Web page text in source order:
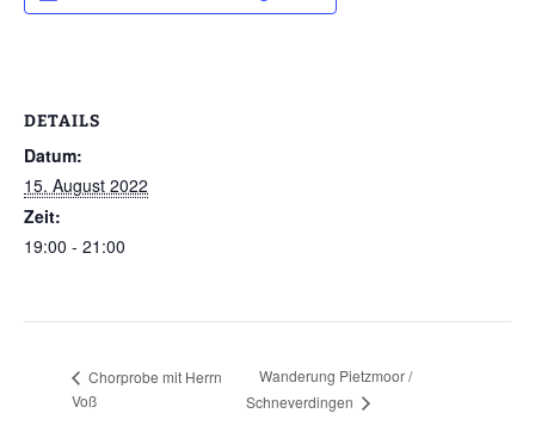
DETAILS
Datum:
15. August 2022
Zeit:
19:00 - 21:00
Chorprobe mit Herrn
Voß
Wanderung Pietzmoor /
Schneverdingen